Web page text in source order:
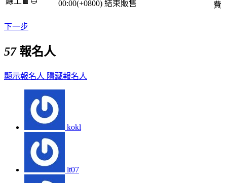
00:00(+0800) 結束販售 費
下一步
57報名人
顯示報名人 隱藏報名人
kokl
lt07